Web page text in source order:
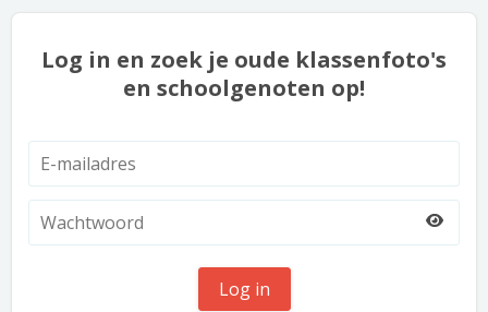
Help
Log in en zoek je oude klassenfoto's
en schoolgenoten op!
Log in